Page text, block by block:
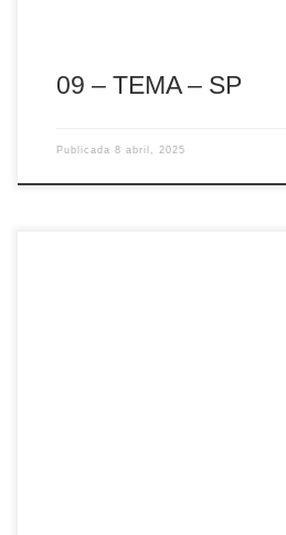
09 – TEMA – SP
Publicada 8 abril, 2025